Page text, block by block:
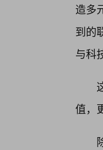
造多
到的
与科
值，